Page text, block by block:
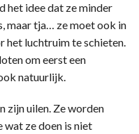
het idee dat ze minder
maar tja… ze moet ook in
het luchtruim te schieten.
om eerst een
natuurlijk.
zijn uilen. Ze worden
wat ze doen is niet